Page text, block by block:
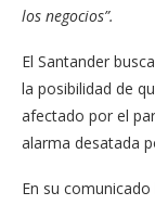
los negocios”.
El Santander
la posibilidad de
afectado por el
alarma desatada
En su